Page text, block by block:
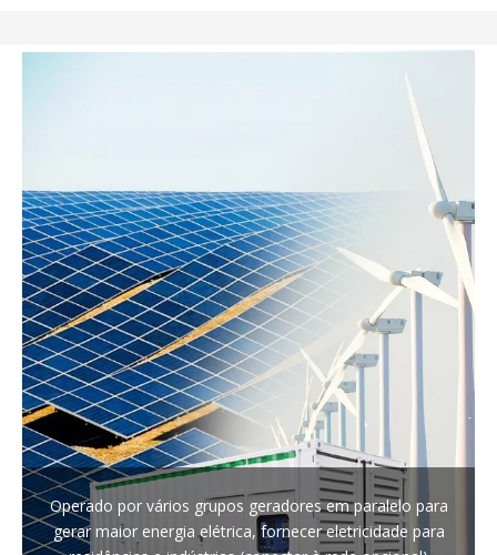
Operado por vários grupos geradores em paralelo para
gerar maior energia elétrica, fornecer eletricidade para